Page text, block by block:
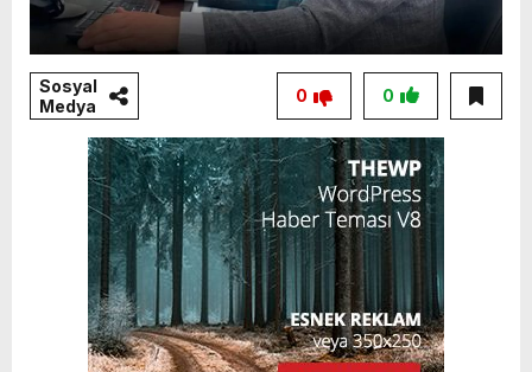
Sosyal
Medya
0
0